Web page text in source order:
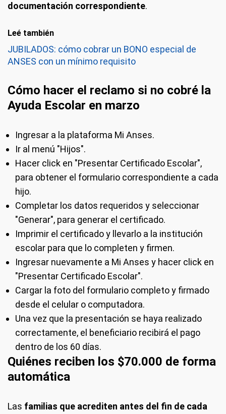
documentación correspondiente.
Leé también
JUBILADOS: cómo cobrar un BONO especial de
ANSES con un mínimo requisito
Cómo hacer el reclamo si no cobré la
Ayuda Escolar en marzo
Ingresar a la plataforma Mi Anses.
Ir al menú "Hijos".
Hacer click en "Presentar Certificado Escolar",
para obtener el formulario correspondiente a cada
hijo.
Completar los datos requeridos y seleccionar
"Generar", para generar el certificado.
Imprimir el certificado y llevarlo a la institución
escolar para que lo completen y firmen.
Ingresar nuevamente a Mi Anses y hacer click en
"Presentar Certificado Escolar".
Cargar la foto del formulario completo y firmado
desde el celular o computadora.
Una vez que la presentación se haya realizado
correctamente, el beneficiario recibirá el pago
dentro de los 60 días.
Quiénes reciben los $70.000 de forma
automática
Las familias que acrediten antes del fin de cada